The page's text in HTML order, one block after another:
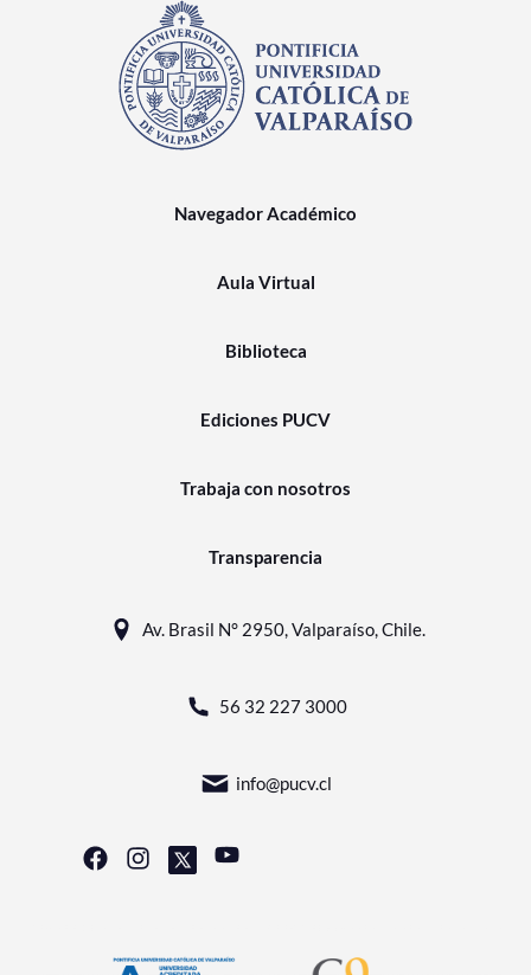
Navegador Académico
Aula Virtual
Biblioteca
Ediciones PUCV
Trabaja con nosotros
Transparencia
Av. Brasil N° 2950, Valparaíso, Chile.
56 32 227 3000
info@pucv.cl